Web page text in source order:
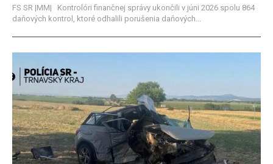
FS SR |MM| Kontrolóri finančnej správy ukončili v júni 2026 spolu 864
daňových kontrol, ktoré odhalili porušenia daňových...